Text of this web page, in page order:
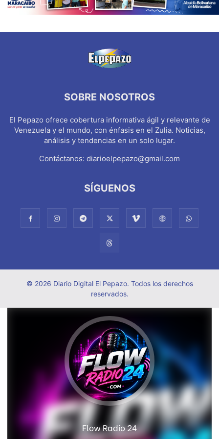
SOBRE NOSOTROS
El Pepazo ofrece cobertura informativa ágil y relevante de
Venezuela y el mundo, con énfasis en el Zulia. Noticias,
análisis y tendencias en un solo lugar.
Contáctanos: diarioelpepazo@gmail.com
SÍGUENOS
© 2026 Diario Digital El Pepazo. Todos los derechos
reservados.